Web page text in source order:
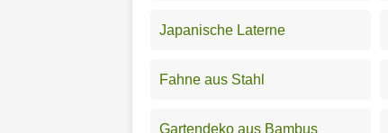
Japanische Laterne
Fahne aus Stahl
Gartendeko aus Bambus